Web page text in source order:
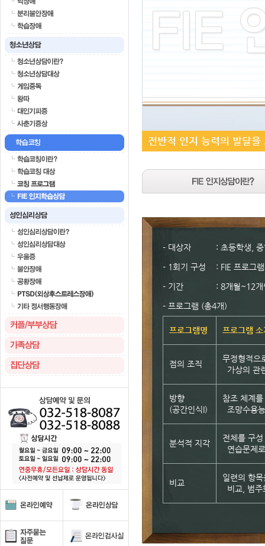
전반적 인지 능력의 발달
- 대상자 : 초등학생,
- 1회기 구성 : FIE 프로그
- 기간 : 8개월~12개
- 프로그램 (총4개)
프로그램명 프로그램 소
점의 조직
무정형적으
가상의 관
방향
(공간인식I)
참조 체계
조망수용
분석적 지각
전체를 구
연습문제
비교
일련의 항
비교, 범주